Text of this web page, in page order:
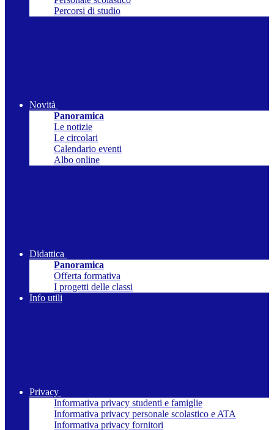
Percorsi di studio
Novità
Panoramica
Le notizie
Le circolari
Calendario eventi
Albo online
Didattica
Panoramica
Offerta formativa
I progetti delle classi
Info utili
Privacy
Informativa privacy studenti e famiglie
Informativa privacy personale scolastico e ATA
Informativa privacy fornitori